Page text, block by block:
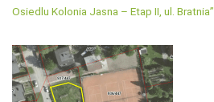
Osiedlu Kolonia Jasna – Etap II, ul. Bratnia”.